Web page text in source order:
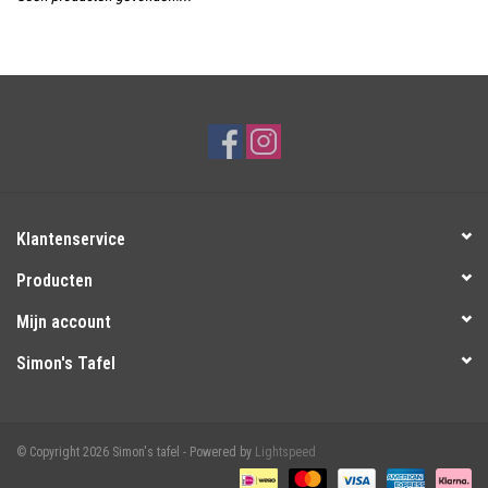
Cadeaubonnen
Klantenservice
Producten
Mijn account
Simon's Tafel
© Copyright 2026 Simon's tafel - Powered by Lightspeed